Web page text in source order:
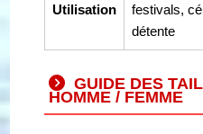
Utilisation
festivals,
détente
GUIDE DES
HOMME / FEMME